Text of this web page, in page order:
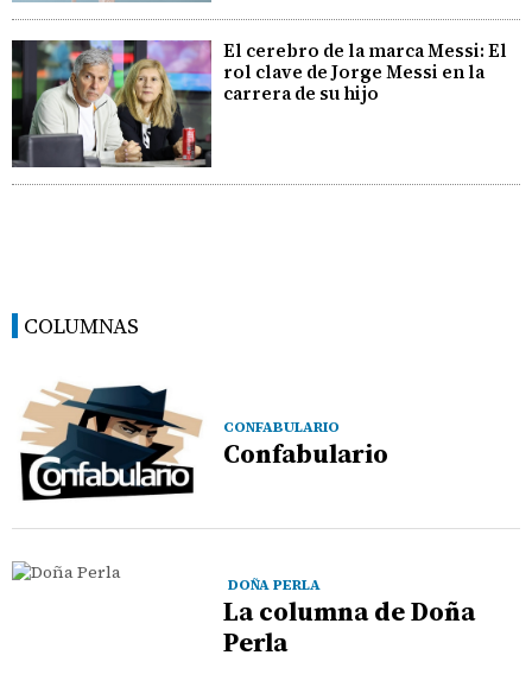
El cerebro de la marca Messi: El
rol clave de Jorge Messi en la
carrera de su hijo
COLUMNAS
CONFABULARIO
Confabulario
DOÑA PERLA
La columna de Doña
Perla